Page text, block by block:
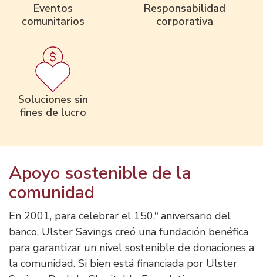
Eventos
comunitarios
Responsabilidad
corporativa
Soluciones sin
fines de lucro
Apoyo sostenible de la
comunidad
En 2001, para celebrar el 150.º aniversario del
banco, Ulster Savings creó una fundación benéfica
para garantizar un nivel sostenible de donaciones a
la comunidad. Si bien está financiada por Ulster